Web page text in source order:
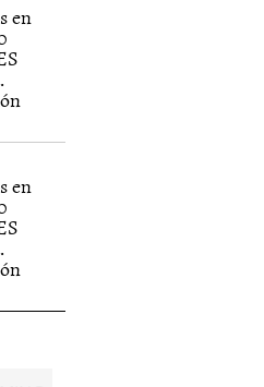
en
en